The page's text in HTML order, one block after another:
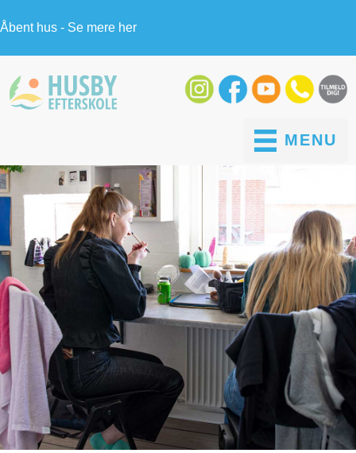
Åbent hus - Se mere her
MENU